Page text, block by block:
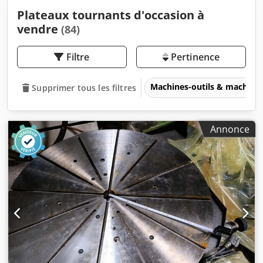
Plateaux tournants d'occasion à
vendre (84)
Filtre Pertinence
Supprimer tous les filtres Machines-outils &
Annonce